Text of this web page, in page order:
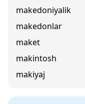
makedoniyalik
makedonlar
maket
makintosh
makiyaj